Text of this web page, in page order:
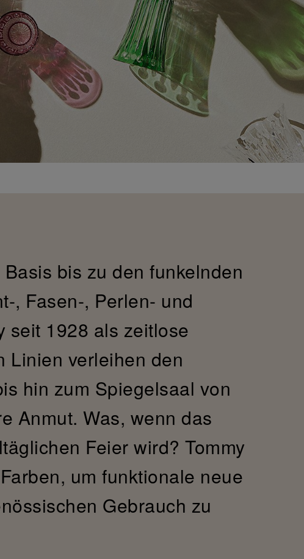
bis zu den funkelnden
, Fasen-, Perlen- und
seit 1928 als zeitlose
Linien verleihen den
hin zum Spiegelsaal von
Anmut. Was, wenn das
Feier wird? Tommy
um funktionale neue
Gebrauch zu